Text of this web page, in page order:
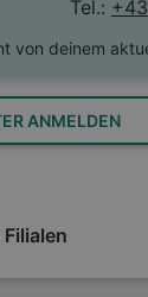
Tel.:
von deinem
ANMELDEN